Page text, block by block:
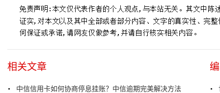
相关文章
中信信用卡如何协商停息挂账？中信逾期完美解决方法